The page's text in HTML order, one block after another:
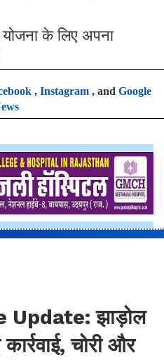
के लिए अपना
, Instagram, and Google
झाड़ोल
चोरी और